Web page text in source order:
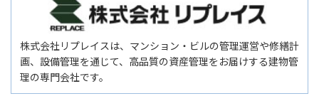
株式会社リプレイスは、マンション・ビルの管理運営や修繕計
画、設備管理を通じて、高品質の資産管理をお届けする建物管
理の専門会社です。